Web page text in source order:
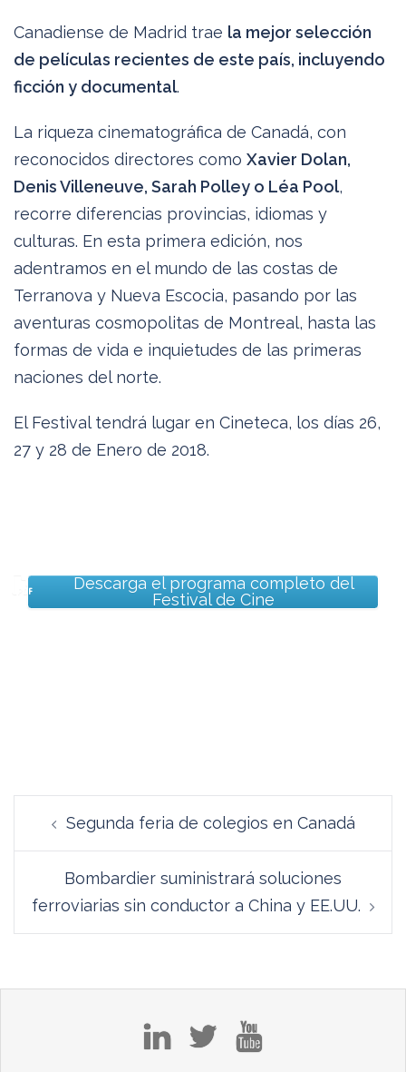
Canadiense de Madrid trae la mejor selección
de películas recientes de este país, incluyendo
ficción y documental.
La riqueza cinematográfica de Canadá, con
reconocidos directores como Xavier Dolan,
Denis Villeneuve, Sarah Polley o Léa Pool,
recorre diferencias provincias, idiomas y
culturas. En esta primera edición, nos
adentramos en el mundo de las costas de
Terranova y Nueva Escocia, pasando por las
aventuras cosmopolitas de Montreal, hasta las
formas de vida e inquietudes de las primeras
naciones del norte.
El Festival tendrá lugar en Cineteca, los días 26,
27 y 28 de Enero de 2018.
Descarga el programa completo del
Festival de Cine
Segunda feria de colegios en Canadá
Bombardier suministrará soluciones
ferroviarias sin conductor a China y EE.UU.